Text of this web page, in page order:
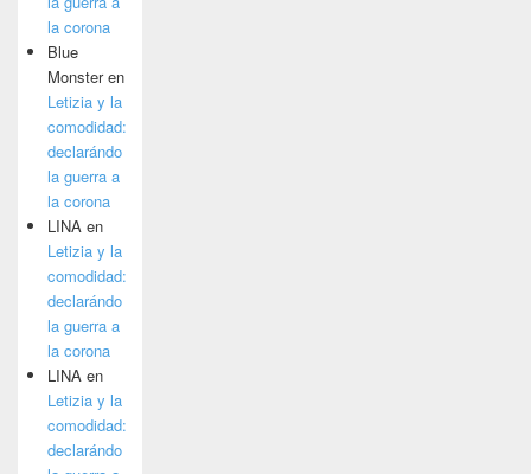
la corona
Blue
Monsteren
Letizia y la
comodidad:
declarándo
la guerra a
la corona
LINA en
Letizia y la
comodidad:
declarándo
la guerra a
la corona
LINA en
Letizia y la
comodidad:
declarándo